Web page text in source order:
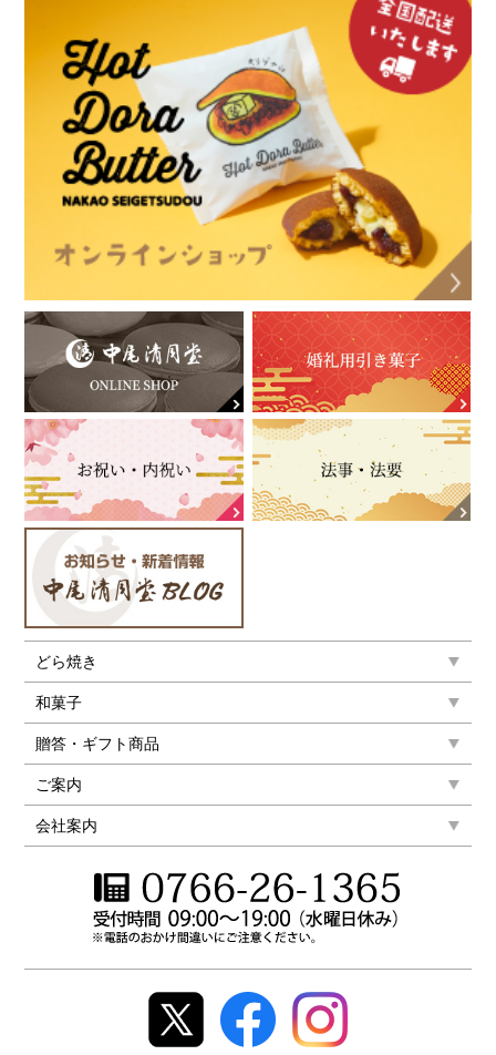
どら焼き
和菓子
贈答・ギフト商品
ご案内
会社案内